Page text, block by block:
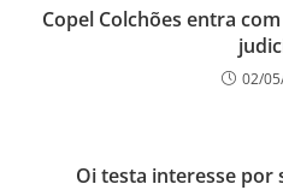
Copel Colchões entra
02/
Oi testa interesse por